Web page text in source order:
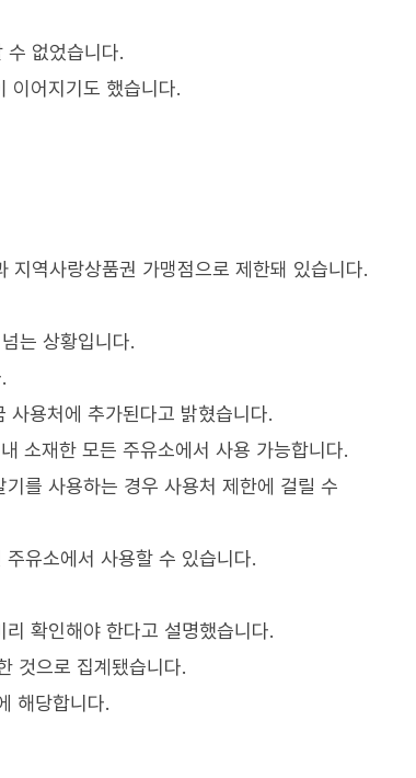
없었습니다.
이어지기도 했습니다.
역사랑상품권 가맹점으로 제한돼 있습니다.
는 상황입니다.
용처에 추가된다고 밝혔습니다.
소재한 모든 주유소에서 사용 가능합니다.
를 사용하는 경우 사용처 제한에 걸릴 수
유소에서 사용할 수 있습니다.
확인해야 한다고 설명했습니다.
것으로 집계됐습니다.
해당합니다.